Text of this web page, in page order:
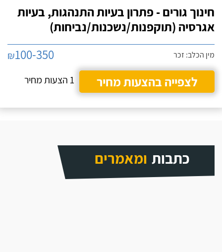
חינוך גורים - פתרון בעיות התנהגות, בעיות
אגרסיה (תוקפנות/נשכנות/נביחות)
מין הכלב: זכר ₪100-350
לצפייה בהצעות מחיר
1 הצעות מחיר
כתבות ומאמרים